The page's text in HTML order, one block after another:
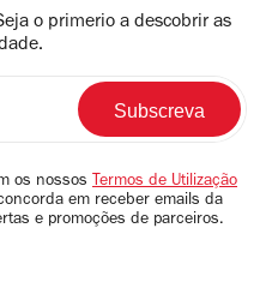
o primerio a descobrir as
os nossos Termos de Utilização
em receber emails da
e promoções de parceiros.